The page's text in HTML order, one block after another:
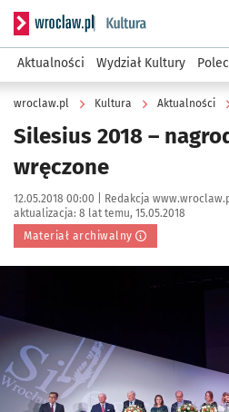
Serwis informacyjny wroclaw.pl
Aktualności Wydział Kultury
wroclaw.pl Kultura Aktualności
Silesius 2018 –
wręczone
Data publikacji:
12.05.2018 00:00 | Autor:
Redakcja
aktualizacja: 8 lat temu, 15.05.2018
Materiał archiwalny